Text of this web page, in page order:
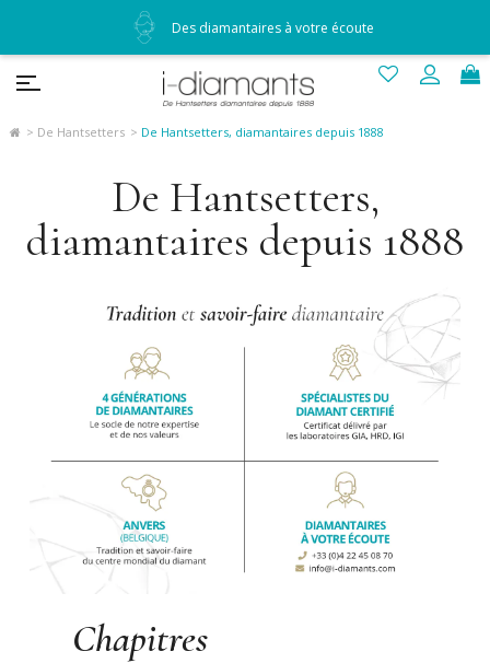
De Hantsetters De Hantsetters, diamantaires depuis 1888
De Hantsetters,
diamantaires depuis 1888
Chapitres
Des diamantaires à votre écoute